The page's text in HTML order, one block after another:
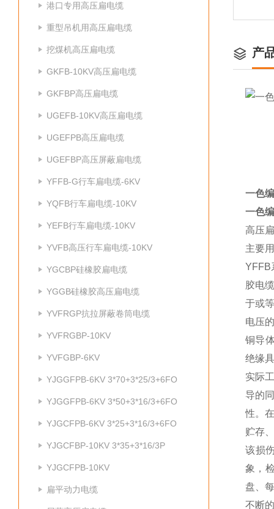
港口专用高压扁电缆
重型吊机用高压扁电缆
挖煤机高压扁电缆
GKFB-10KV高压扁电缆
GKFBP高压扁电缆
UGEFB-10KV高压扁电缆
UGEFPB高压扁电缆
UGEFBP高压屏蔽扁电缆
YFFB-G行车扁电缆-6KV
YQFB行车扁电缆-10KV
YEFB行车扁电缆-10KV
YVFB高压行车扁电缆-10KV
YGCBP硅橡胶扁电缆
YGGB硅橡胶高压扁电缆
YVFRGP抗拉屏蔽卷筒电缆
YVFRGBP-10KV
YVFGBP-6KV
YJGGFPB-6KV 3*70+3*25/3+6FO
YJGGFPB-6KV 3*50+3*16/3+6FO
YJGCFPB-6KV 3*25+3*16/3+6FO
YJGCFBP-10KV 3*35+3*16/3P
YJGCFPB-10KV
扁平动力电缆
产
一色
一色
高压
主要
YFFB
胶电
于或
电压
铜导
绝缘
实际
导的
性。
贮存
该损
象，
盘、
不断